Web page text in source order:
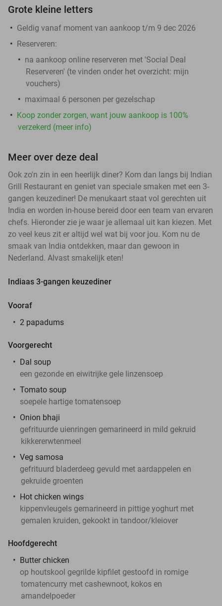
Grote kleine letters
Geldig vanaf moment van aankoop t/m 9 dec 2026
Reserveren:
na aankoop online reserveren met 'Social Deal
Reserveren' (te vinden onder het overzicht: mijn
vouchers)
maximaal 6 personen per gezelschap
Koop zonder zorgen, want jouw aankoop is 100%
verzekerd (meer info)
Meer over deze deal
Ook zo'n zin in een heerlijk diner? Kom dan langs bij Indian
Grill Restaurant en geniet van speciale smaken met een 3-
gangen keuzediner! De menukaart staat vol gerechten uit
India en worden in-house bereid door een team van ervaren
chefs. Hieronder zie je waar je allemaal uit kan kiezen. Met
zo veel keus zit er altijd wel wat bij voor jou. Kom nu de
smaak van India ontdekken, maar dan gewoon in
Nederland. Alvast smakelijk eten!
Indiaas 3-gangen keuzediner
Vooraf
2 papadums
Voorgerecht
Dal soup
een gezonde en eiwitrijke gele linzensoep
Tomato soup
soepele hartige tomatensoep
Onion bhaji
gefrituurde uienringen gemarineerd in mild gekruid
kikkererwtenmeel
Veg samosa
gefrituurd bladerdeeg gevuld met aardappelen en
gekruide groenten
Hot chicken wings
kippenvleugels gemarineerd in pittige yoghurt met
gemalen kruiden, gekookt in tandoor/kleiover
Hoofdgerecht
Butter chicken
op houtskool gegrilde kipfilet gestoofd in romige
tomatencurry met cashewnoot, kokos en
amandelpoeder